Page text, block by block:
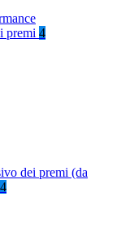
premi 4
dei premi (da
4